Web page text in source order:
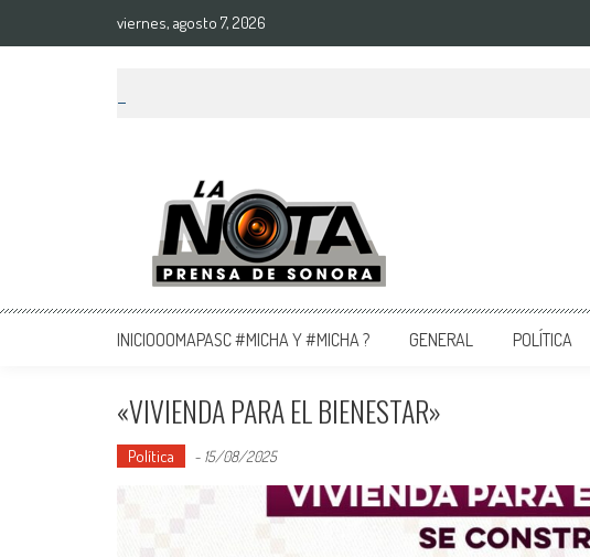
viernes, agosto 7, 2026
La Nota Prensa De Sonora
Noticias del día
INICIOOOMAPASC #MICHA Y #MICHA ? GENERAL POLÍTICA
«VIVIENDA PARA EL BIENESTAR»
Política - 15/08/2025